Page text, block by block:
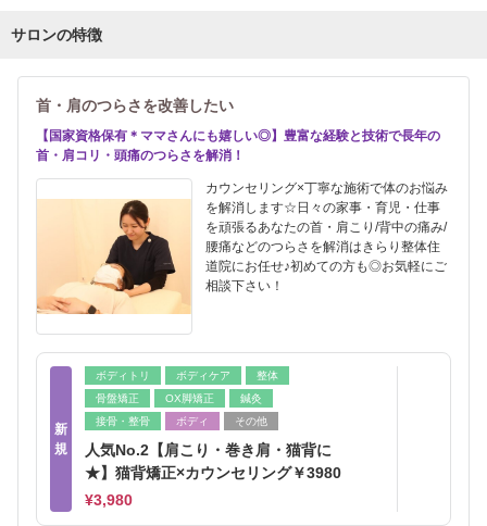
サロンの特徴
首・肩のつらさを改善したい
【国家資格保有＊ママさんにも嬉しい◎】豊富な経験と技術で長年の
首・肩コリ・頭痛のつらさを解消！
カウンセリング×丁寧な施術で体のお悩み
を解消します☆日々の家事・育児・仕事
を頑張るあなたの首・肩こり/背中の痛み/
腰痛などのつらさを解消はきらり整体住
道院にお任せ♪初めての方も◎お気軽にご
相談下さい！
新
規
ボディトリ ボディケア
整体
骨盤矯正
OX脚矯正
鍼灸
接骨・整骨
ボディ その他
人気No.2【肩こり・巻き肩・猫背に
★】猫背矯正×カウンセリング￥3980
¥3,980